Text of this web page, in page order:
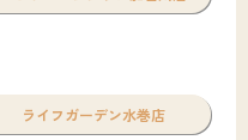
ライフガーデン水巻店